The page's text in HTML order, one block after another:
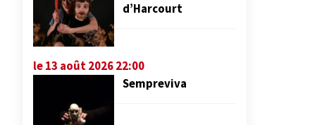
d’Harcourt
le 13 août 2026 22:00
Sempreviva